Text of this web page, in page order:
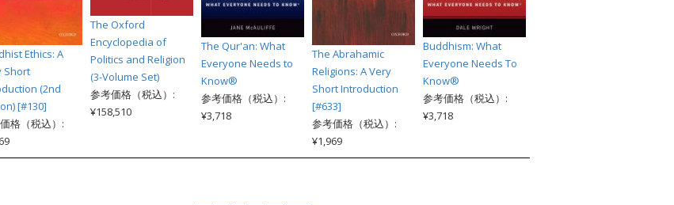
Ethics: A
Short
(2nd
[#130]
格（税込）:
The Oxford
Encyclopedia of
Politics and Religion
(3-Volume Set)
参考価格（税込）:
¥158,510
The Qur'an: What
Everyone Needs to
Know®
参考価格（税込）:
¥3,718
The Abrahamic
Religions: A Very
Short Introduction
[#633]
参考価格（税込）:
¥1,969
Buddhism: What
Everyone Needs To
Know®
参考価格（税込）:
¥3,718